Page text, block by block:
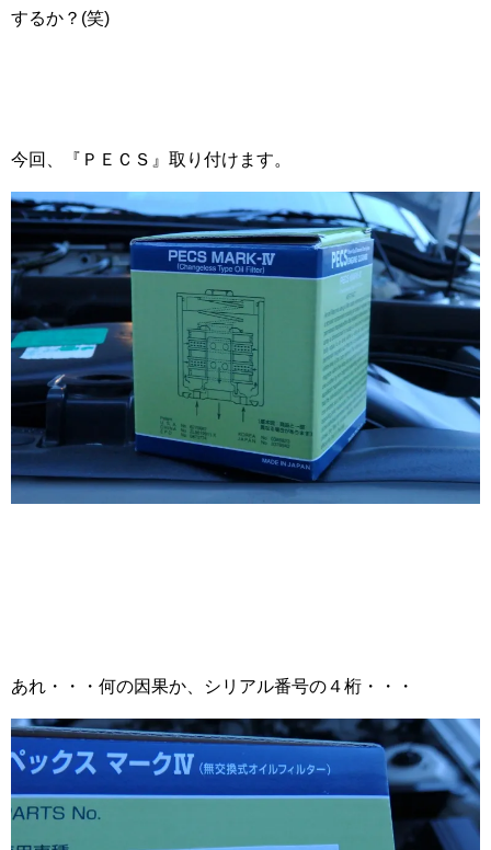
するか？(笑)
今回、『ＰＥＣＳ』取り付けます。
あれ・・・何の因果か、シリアル番号の４桁・・・